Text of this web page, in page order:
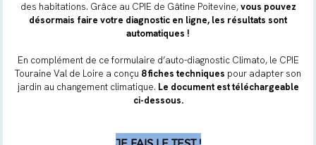
des habitations. Grâce au CPIE de Gâtine Poitevine,vous pouvez
désormais faire votre diagnostic en ligne, les résultats sont
automatiques !
En complément de ce formulaire d’auto-diagnostic Climato, le CPIE
Touraine Val de Loire a conçu 8 fiches techniques pour adapter son
jardin au changement climatique. Le document est téléchargeable
ci-dessous.